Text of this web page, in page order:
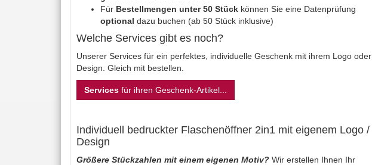
Für Bestellmengen unter 50 Stück können Sie eine Datenprüfung
optional dazu buchen (ab 50 Stück inklusive)
Welche Services gibt es noch?
Unserer Services für ein perfektes, individuelle Geschenk mit ihrem Logo oder
Design. Gleich mit bestellen.
Services für ihren Geschenk-Artikel...
Individuell bedruckter Flaschenöffner 2in1 mit eigenem Logo /
Design
Größere Stückzahlen mit einem eigenen Motiv? Wir erstellen Ihnen Ihr